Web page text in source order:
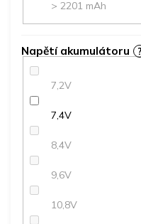
> 2201 mAh
Napětí akumulátoru ?
7,2V
7,4V
8,4V
9,6V
10,8V